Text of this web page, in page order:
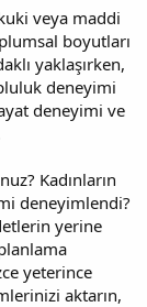
veya maddi
boyutları
yaklaşırken,
deneyimi
deneyimi ve
Kadınların
deneyimlendi?
yerine
yeterince
aktarın,